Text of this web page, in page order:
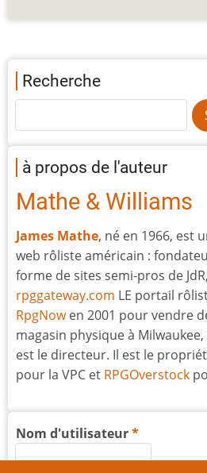
Recherche
à propos de l'auteur
Mathe & Williams
James Mathe, né en 1966, est
web rôliste américain :
forme de sites semi-pros de
rpggateway.com LE portail
RpgNowen 2001 pour vendre
magasin physique à
est le directeur. Il est le
pour la VPC et RPGOverstock
Nom d'utilisateur